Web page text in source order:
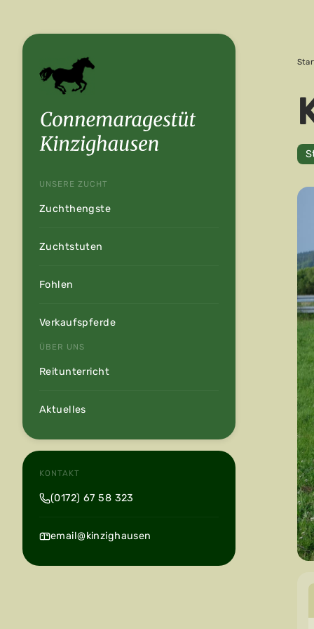
UNSERE ZUCHT
Zuchthengste
Zuchtstuten
Fohlen
Verkaufspferde
ÜBER UNS
Reitunterricht
Aktuelles
KONTAKT
(0172) 67 58 323
email@kinzighausen